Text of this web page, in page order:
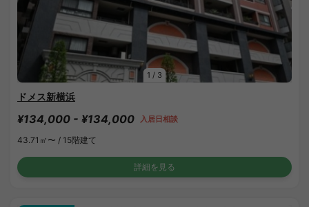
1 / 3
ドメス新横浜
¥134,000 - ¥134,000 入居日相談
43.71㎡〜 / 15階建て
詳細を見る